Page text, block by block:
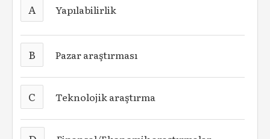
A Yapılabilirlik
B Pazar araştırması
C Teknolojik araştırma